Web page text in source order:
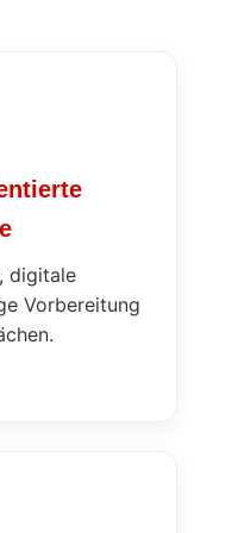
digitale
Vorbereitung